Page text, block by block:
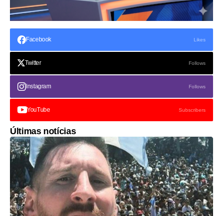
Facebook Likes
Twitter Follows
Instagram Follows
YouTube Subscribers
Últimas notícias